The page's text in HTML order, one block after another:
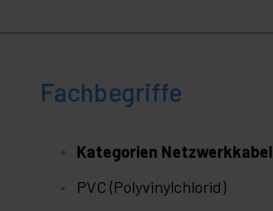
Fachbegriffe
Kategorien Netzwerkkabel
PVC (Polyvinylchlorid)